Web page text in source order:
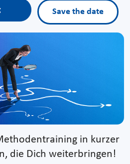
Save the date
in kurzer
die Dich weiterbringen!